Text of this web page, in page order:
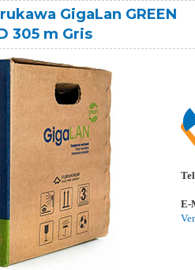
GigaLan GREEN
305 m Gris
Tel
E-